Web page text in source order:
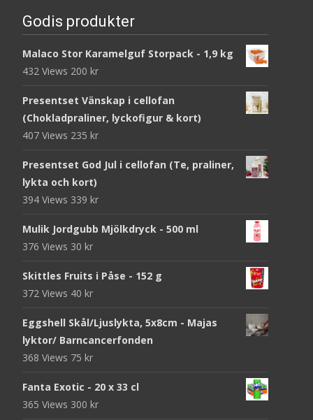
Godis produkter
Malaco Stor Karamelguf Storpack - 1,9 kg
432 Views 200 kr
Presentset Vänskap i cellofan
(Chokladpraliner, lyckofigur & kort)
407 Views 235 kr
Presentset God Jul i cellofan (Te, praliner,
lykta och kort)
394 Views 339 kr
Mulik Jordgubb Mjölkdryck - 500 ml
376 Views 30 kr
Skittles Fruits i Påse - 152 g
372 Views 40 kr
Eggshell Skål/Ljuslykta, 5x8cm - Majas
lyktor/ Barncancerfonden
368 Views 75 kr
Fanta Exotic - 20 x 33 cl
365 Views 300 kr